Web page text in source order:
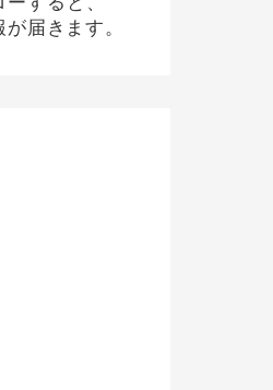
届きます。